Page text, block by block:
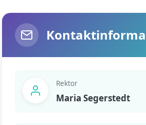
Rektor
Maria Segerstedt